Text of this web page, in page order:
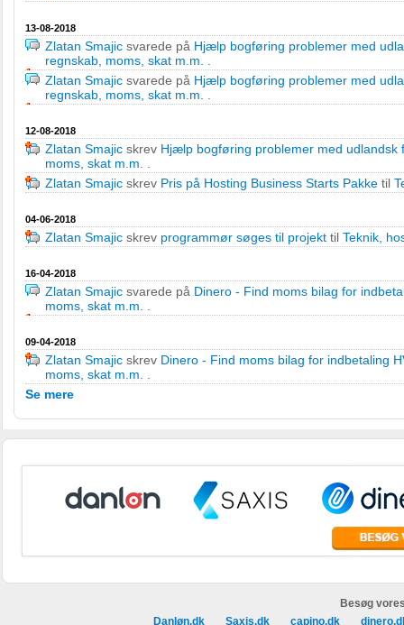
13-08-2018
Zlatan Smajic svarede på Hjælp bogføring problemer med
regnskab, moms, skat m.m.
Zlatan Smajic svarede på Hjælp bogføring problemer med
regnskab, moms, skat m.m.
12-08-2018
Zlatan Smajic skrev Hjælp bogføring problemer med udlandsk
moms, skat m.m.
Zlatan Smajic skrev Pris på Hosting Business Starts Pakke til
04-06-2018
Zlatan Smajic skrev programmør søges til projekt til Teknik,
16-04-2018
Zlatan Smajic svarede på Dinero - Find moms bilag for
moms, skat m.m.
09-04-2018
Zlatan Smajic skrev Dinero - Find moms bilag for indbetaling
moms, skat m.m.
Se mere
Besøg
Danløn.dk
Saxis.dk capino.dk